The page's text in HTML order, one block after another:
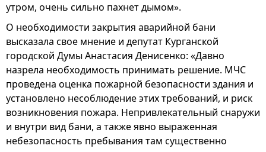
утром, очень сильно пахнет дымом».
О необходимости закрытия аварийной бани
высказала свое мнение и депутат Курганской
городской Думы Анастасия Денисенко: «Давно
назрела необходимость принимать решение. МЧС
проведена оценка пожарной безопасности здания и
установлено несоблюдение этих требований, и риск
возникновения пожара. Непривлекательный снаружи
и внутри вид бани, а также явно выраженная
небезопасность пребывания там существенно